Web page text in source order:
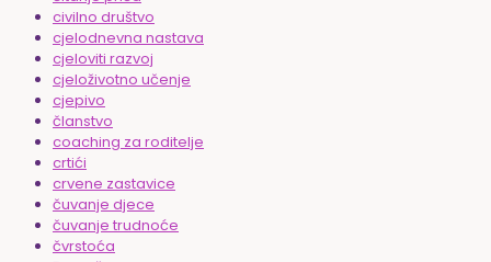
civilno društvo
cjelodnevna nastava
cjeloviti razvoj
cjeloživotno učenje
cjepivo
članstvo
coaching za roditelje
crtići
crvene zastavice
čuvanje djece
čuvanje trudnoće
čvrstoća